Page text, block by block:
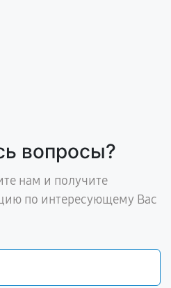
вопросы?
нам и получите
по интересующему Вас